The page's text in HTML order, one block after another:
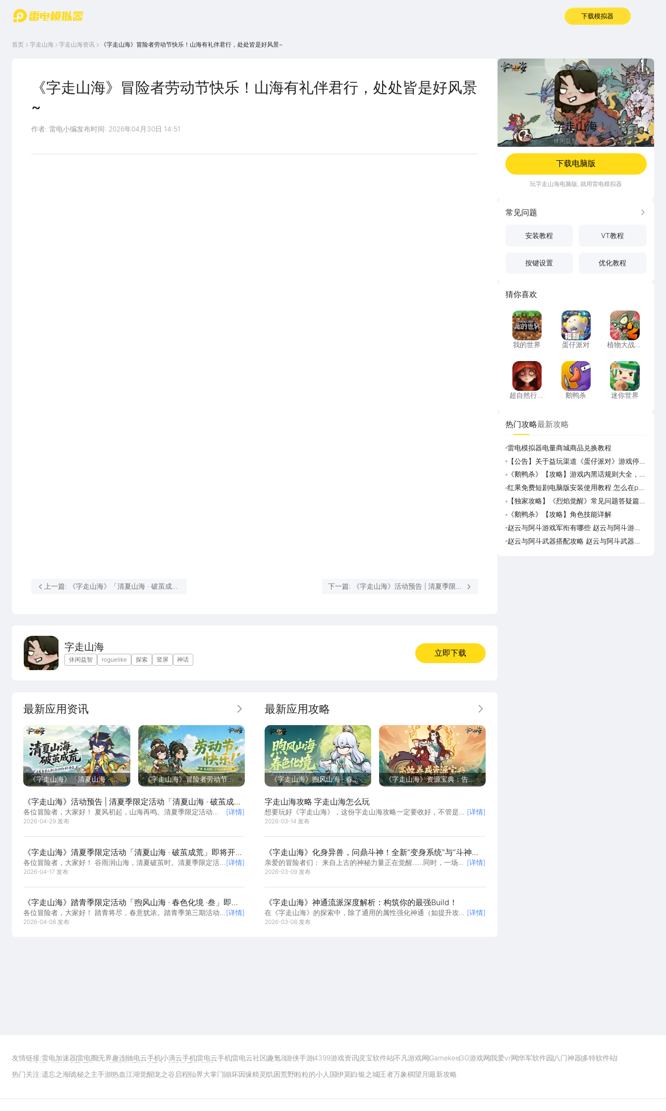
首页
游戏中
心
雷电圈
坛
WIKI
下载模拟器
首页 字走山海 字走山海资讯 《字走山海》冒险者劳动节快乐！山海有礼伴君行，处处皆是好风景~
《字走山海》冒险者劳动节快乐！山海有礼伴君行，处处皆是好风景
~
作者: 雷电小编发布时间: 2026年04月30日 14:51
上一篇: 《字走山海》「清夏山海 · 破茧成荒
下一篇: 《字走山海》活动预告 | 清夏季限定
字走山海
休闲益智 roguelike 探索 竖屏 神话
立即下载
最新应用资讯 更多
《字走山海》「清夏山海 · 破
《字走山海》冒险者劳动节快
是好风景~
《字走山海》活动预告 | 清夏季限定活动「清夏山海 · 破茧成荒
· 贰」即将开启！
各位冒险者，大家好！ 夏风初起，山海再鸣。清夏季限定活动
「清夏山海 · 破茧成荒 · 贰」即将于5月...
[详情]
2026-04-29 发布
《字走山海》清夏季限定活动「清夏山海 · 破茧成荒」即将开
启！
各位冒险者，大家好！ 谷雨润山海，清夏破茧时。清夏季限定活
动「清夏山海 · 破茧成荒」即将于4月20...
[详情]
2026-04-17 发布
《字走山海》踏青季限定活动「煦风山海 · 春色化境 ·叁」即将
开启！
各位冒险者，大家好！ 踏青将尽，春意犹浓。踏青季第三期活动
「煦风山海 · 春色化境 · 叁」即将于4...
[详情]
2026-04-08 发布
最新应用攻略 更多
《字走山海》煦风山海 · 春色
《字走山海》资源宝典：告别
字走山海攻略 字走山海怎么玩
想要玩好《字走山海》，这份字走山海攻略一定要收好，不管是新
手入门开荒还是后期进阶提升，它能帮你理清思路、少走弯路。游
[详情]
2026-03-14 发布
《字走山海》化身异兽，问鼎斗神！全新“变身系统”与“斗神战
场”来袭！
亲爱的冒险者们： 来自上古的神秘力量正在觉醒……同时，一场席
卷整个山海世界的巅峰对决也即将拉开序幕。...
[详情]
2026-03-09 发布
《字走山海》神通流派深度解析：构筑你的最强Build！
在《字走山海》的探索中，除了通用的属性强化神通（如提升攻
击、生命）外，真正的乐趣在于围绕特定“关键字...
[详情]
2026-03-08 发布
字走山海
字走山海
休闲益智 217M
下载电脑版
玩字走山海电脑版, 就用雷电模拟器
常见问题 更多
安装教程 VT教程
按键设置 优化教程
猜你喜欢
我的世界
我的世界
蛋仔派对
蛋仔派对
植物大战
植物大战僵
超自然行动组
超自然行动
鹅鸭杀
鹅鸭杀
迷你世界
迷你世界
热门攻略最新攻略
雷电模拟器电量商城商品兑换教程
【公告】关于益玩渠道《蛋仔派对》游戏停运
转移通知
《鹅鸭杀》【攻略】游戏内黑话规则大全，萌
新速看
红果免费短剧电脑版安装使用教程 怎么在pc
端看红果免费短剧
【独家攻略】《烈焰觉醒》常见问题答疑篇第
一期
《鹅鸭杀》【攻略】角色技能详解
赵云与阿斗游戏军衔有哪些 赵云与阿斗游戏
军衔对比
赵云与阿斗武器搭配攻略 赵云与阿斗武器怎
友情链接:雷电加速器雷电圈无界趣连驰电云手机小滴云手机雷电云手机雷电云社区趣氪8游侠手游4399游戏资讯灵宝软件站不凡游戏网Gamekee3G游戏网我爱vr网华军软件园八门神器多特软件站
ZOL游戏 玩一玩游戏网 历趣APP下载 特玩游戏网 安卓下载 手游下载
热门关注:遗忘之海诡秘之主手游热血江湖觉醒龙之谷启程仙界大掌门 崩坏因缘精灵 饥困荒野粒粒的小人国伊莫白银之城王者万象棋望月 最新攻略